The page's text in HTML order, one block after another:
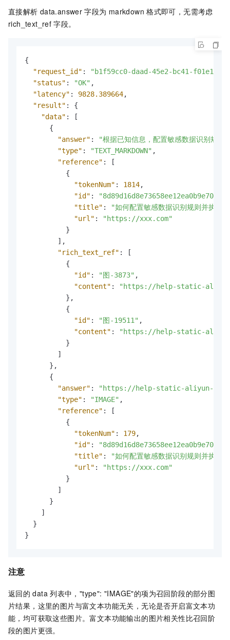
直接解析 data.answer 字段为 markdown 格式即可，无需考虑
rich_text_ref 字段。
{
"request_id" :
"b1f59cc0-daad-45e2-bc41-
"status" : "OK" ,
"latency" : 9828.389664,
"result" :
{
"data" :
[
{
"answer" :
"根据已知信息，配置敏感数据识别
"type" : "TEXT_MARKDOWN" ,
"reference" :
[
{
"tokenNum" : 1814,
"id" :
"title" :
"如何配置敏感数据识别规则并执行
"url" :
"https://xxx.com"
}
] ,
"rich_text_ref" :
[
{
"id" : "图-3873" ,
"content" :
"https://help-static-aliyun-
} ,
{
"id" : "图-19511" ,
"content" :
"https://help-static-aliyun-
}
]
} ,
{
"answer" :
"https://help-static-aliyun-
"type" : "IMAGE" ,
"reference" :
[
{
"tokenNum" : 179,
"id" :
"title" :
"如何配置敏感数据识别规则并执行
"url" :
"https://xxx.com"
}
]
}
]
}
}
注意
返回的 data 列表中，"type": "IMAGE"的项为召回阶段的部分图
片结果，这里的图片与富文本功能无关，无论是否开启富文本功
能，均可获取这些图片。富文本功能输出的图片相关性比召回阶
段的图片更强。